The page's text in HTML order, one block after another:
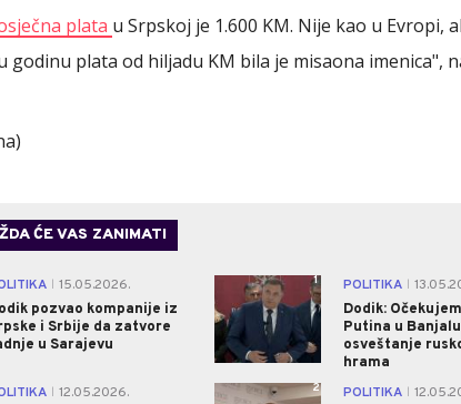
plata u Srpskoj je 1.600 KM. Nije kao u Evropi,
godinu plata od hiljadu KM bila je misaona imenica",
ĆE VAS ZANIMATI
15.05.2026.
pozvao kompanije iz
i Srbije da zatvore
u Sarajevu
1 POLITIKA
Dodik:
Putina u
osveštanje
hrama
12.05.2026.
2 POLITIKA